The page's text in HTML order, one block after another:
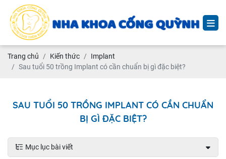
Trang chủ Kiến thức
Implant
Sau tuổi 50 trồng Implant có cần chuẩn bị gì đặc biệt?
SAU TUỔI 50 TRỒNG IMPLANT CÓ CẦN CHUẨN
BỊ GÌ ĐẶC BIỆT?
Mục lục bài viết